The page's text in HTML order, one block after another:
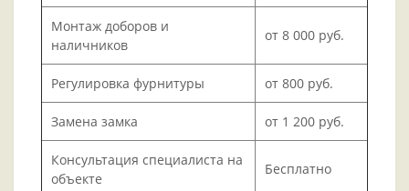
Монтаж доборов и
наличников
от 8 000 руб.
Регулировка фурнитуры от 800 руб.
Замена замка от 1 200 руб.
Консультация специалиста на
объекте
Бесплатно